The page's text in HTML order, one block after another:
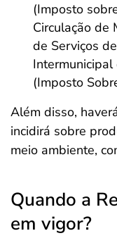
(Imposto
Circulação de
de Serviços
Intermunicipal
(Imposto
Além disso,
incidirá sobre
meio ambiente,
Quando a
em vigor?